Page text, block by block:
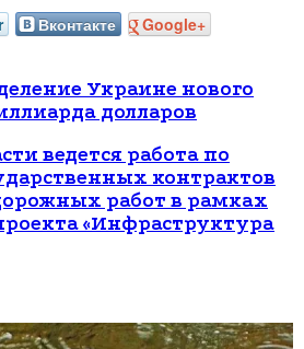
Вконтакте Google+
Украине нового
долларов
ведется работа по
контрактов
работ в рамках
«Инфраструктура